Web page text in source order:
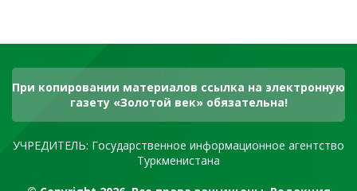
При копировании материалов ссылка на электронную
газету «Золотой век» обязательна!
УЧРЕДИТЕЛЬ: Государственное информационное агентство
Туркменистана